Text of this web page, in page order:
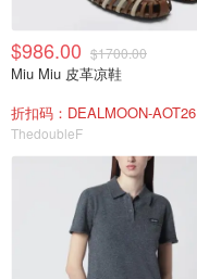
$986.00 $1700.00
Miu Miu 皮革凉鞋
折扣码：DEALMOON-AOT26
ThedoubleF